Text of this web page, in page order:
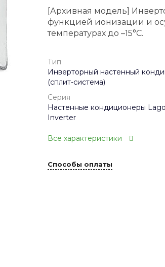
[Архивная модель]
функцией ионизации и
температурах до –15°C.
Тип
Инверторный настенный
(сплит-система)
Серия
Настенные кондиционеры
Inverter
Все характеристики
Способы оплаты